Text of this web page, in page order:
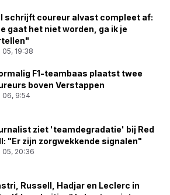
schrijft coureur alvast compleet af:
gaat het niet worden, ga ik je
05, 19:38
F1-teambaas plaatst twee
boven Verstappen
06, 9:54
ziet 'teamdegradatie' bij Red
"Er zijn zorgwekkende signalen"
05, 20:36
Russell, Hadjar en Leclerc in